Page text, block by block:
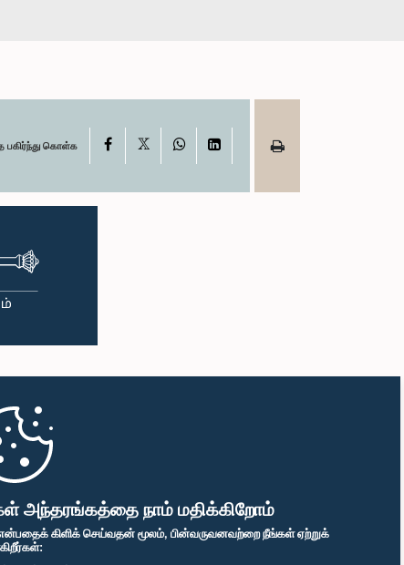
அந்தரங்கத்தை நாம் மதிக்கிறோம்
கிளிக் செய்வதன் மூலம், பின்வருவனவற்றை நீங்கள் ஏற்றுக்
கொள்க Facebook WhatsAppLinkedIn